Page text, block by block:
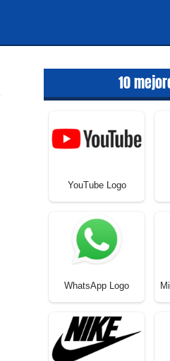
10
YouTube Logo
WhatsApp Logo